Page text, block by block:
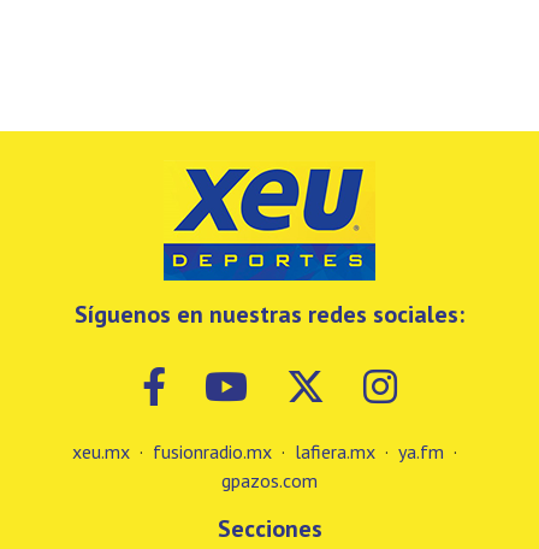
Síguenos en nuestras redes sociales:
xeu.mx · fusionradio.mx · lafiera.mx · ya.fm ·
gpazos.com
Secciones